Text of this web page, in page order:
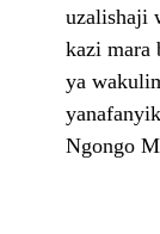
uzalishaji
kazi mara
ya
Ngongo